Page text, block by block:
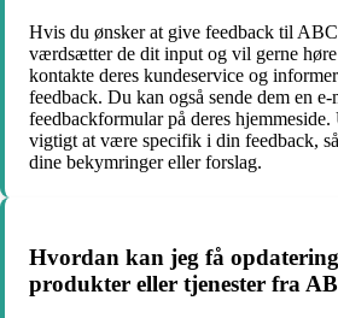
Hvis du ønsker at give feedback til
værdsætter de dit input og vil gerne
kontakte deres kundeservice og
feedback. Du kan også sende dem en
feedbackformular på deres hjemmeside.
vigtigt at være specifik i din feedback,
dine bekymringer eller forslag.
Hvordan kan jeg få
produkter eller tjenester fra